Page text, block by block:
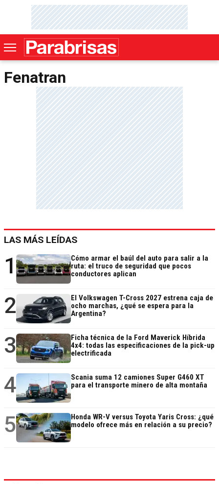
Fenatran
LAS MÁS LEÍDAS
1
Cómo armar el baúl del auto para salir a la
ruta: el truco de seguridad que pocos
conductores aplican
2
El Volkswagen T-Cross 2027 estrena caja de
ocho marchas, ¿qué se espera para la
Argentina?
3
Ficha técnica de la Ford Maverick Híbrida
4x4: todas las especificaciones de la pick-up
electrificada
4
Scania suma 12 camiones Super G460 XT
para el transporte minero de alta montaña
5
Honda WR-V versus Toyota Yaris Cross: ¿qué
modelo ofrece más en relación a su precio?